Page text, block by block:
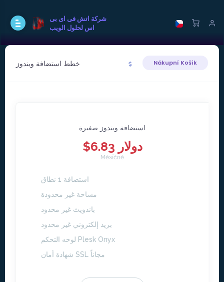
شركة اتش فى اى بى
اس لحلول الويب
خطط استضافة ويندوز Nákupní Košík
استضافة ويندوز صغيرة
$6.83 دولار
Měsíčně
استضافة 1 نطاق
مساحة غير محدودة
باندويث غير محدود
بريد إلكتروني غير محدود
لوحه التحكم Plesk Onyx
شهادة أمان SSL مجاناً